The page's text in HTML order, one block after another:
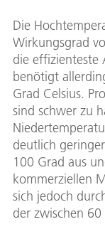
Die
Wirkungsgrad
die effizienteste
benötigt
Grad Celsius.
sind schwer zu
deutlich
100 Grad aus
kommerziellen
sich jedoch
der zwischen